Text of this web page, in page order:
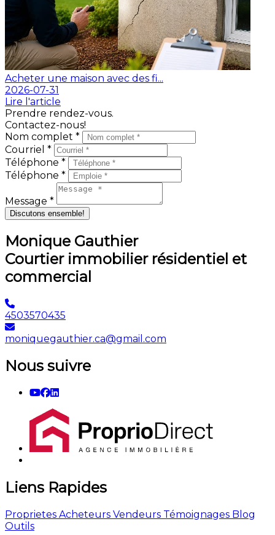
Acheter une maison avec des fi...
2026-07-31
Lire l'article
Prendre rendez-vous.
Contactez-nous!
Nom complet *
Courriel *
Téléphone *
Téléphone *
Message *
Discutons ensemble!
Monique Gauthier
Courtier immobilier résidentiel et
commercial
4503570435
moniquegauthier.ca@gmail.com
Nous suivre
Liens Rapides
Proprietes Acheteurs Vendeurs Témoignages Blog
Outils